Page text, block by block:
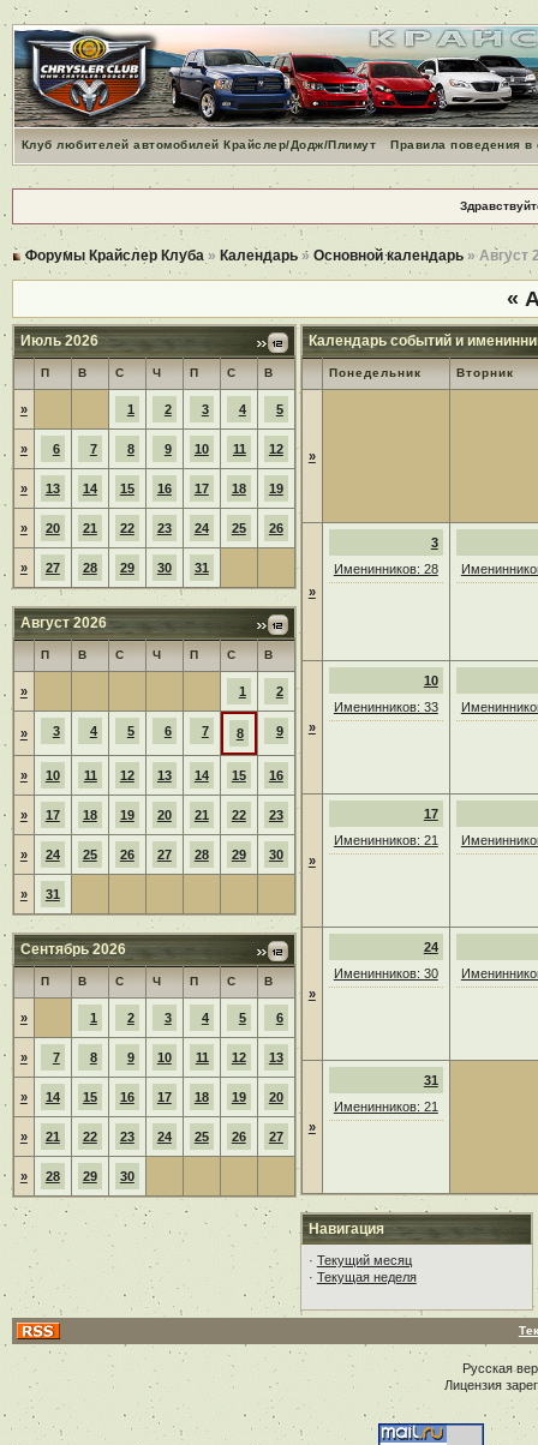
Клуб любителей автомобилей Крайслер/Додж/Плимут Правила поведения
Форумы Крайслер Клуба » Календарь» Основной календарь» Август
«
Июль 2026
П В С Ч П С В
» 1 2 3 4 5
» 6 7 8 9 10 11 12
» 13 14 15 16 17 18 19
» 20 21 22 23 24 25 26
» 27 28 29 30 31
Август 2026
П В С Ч П С В
» 1 2
» 3 4 5 6 7 8 9
» 10 11 12 13 14 15 16
» 17 18 19 20 21 22 23
» 24 25 26 27 28 29 30
» 31
Сентябрь 2026
П В С Ч П С В
» 1 2 3 4 5 6
» 7 8 9 10 11 12 13
» 14 15 16 17 18 19 20
» 21 22 23 24 25 26 27
» 28 29 30
Календарь событий и
Понедельник Вторник
»
»
3
Именинников: 28
»
10
Именинников: 33
»
17
Именинников: 21
»
24
Именинников: 30
»
31
Именинников: 21
Навигация
· Текущий месяц
· Текущая неделя
Русская
Лицензия